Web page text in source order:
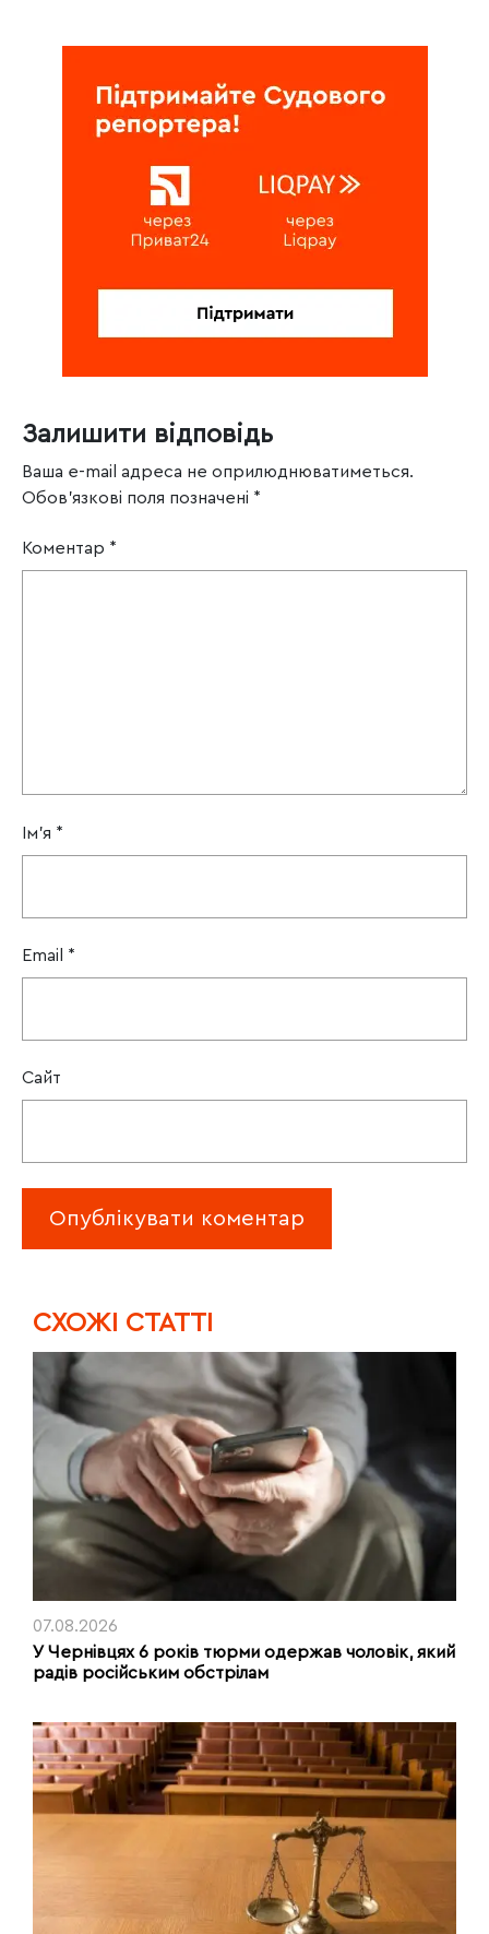
Залишити відповідь
Ваша e-mail адреса не оприлюднюватиметься.
Обов’язкові поля позначені *
Коментар *
Ім'я *
Email *
Сайт
CХОЖІ СТАТТІ
07.08.2026
У Чернівцях 6 років тюрми одержав чоловік, який
радів російським обстрілам